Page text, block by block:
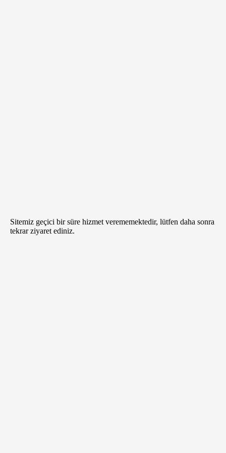
Sitemiz geçici bir süre hizmet verememektedir, lütfen daha sonra
tekrar ziyaret ediniz.